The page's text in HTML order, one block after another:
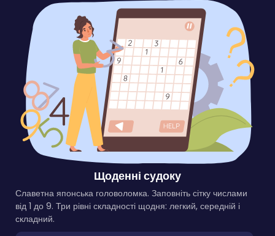
Щоденні судоку
Славетна японська головоломка. Заповніть сітку числами
від 1 до 9. Три рівні складності щодня: легкий, середній і
складний.